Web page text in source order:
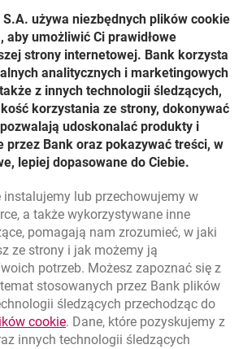
już od 10 lat promuje wiedzę na
i prowadzi działania
artystów. Jest on doskonałym
kolekcjonerów, właścicieli galerii,
oraz inwestorów, którzy traktują
cennych informacji o pozycji młodych
karciekarcie
w nowej karcie
Migam
używa niezbędnych plików cookie
aby umożliwić Ci prawidłowe
strony internetowej. Bank korzysta
analitycznych i marketingowych
z innych technologii śledzących,
korzystania ze strony, dokonywać
udoskonalać produkty i
przez Bank oraz pokazywać treści, w
lepiej dopasowane do Ciebie.
instalujemy lub przechowujemy w
a także wykorzystywane inne
pomagają nam zrozumieć, w jaki
ze strony i jak możemy ją
potrzeb. Możesz zapoznać się z
stosowanych przez Bank plików
śledzących przechodząc do
cookielink otwiera się w nowym oknie
. Dane, które pozyskujemy z
innych technologii śledzących